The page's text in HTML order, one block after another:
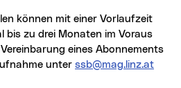
können mit einer Vorlaufzeit
bis zu drei Monaten im Voraus
eines Abonnements
unter ssb@mag.linz.at